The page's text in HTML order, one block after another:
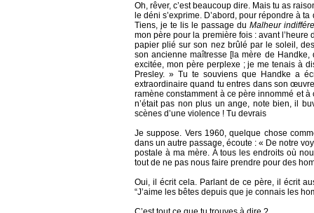
Oh, rêver, c’est beaucoup dire. Mais tu as
le déni s’exprime. D’abord, pour répondre à
Tiens, je te lis le passage du Malheur
mon père pour la première fois : avant
papier plié sur son nez brûlé par le soleil,
son ancienne maîtresse [la mère de
excitée, mon père perplexe ; je me tenais à
Presley. » Tu te souviens que Handke a
extraordinaire quand tu entres dans son
ramène constamment à ce père innommé et
n’était pas non plus un ange, note bien, il
scènes d’une violence ! Tu devrais
Je suppose. Vers 1960, quelque chose
dans un autre passage, écoute : « De notre
postale à ma mère. À tous les endroits où
tout de ne pas nous faire prendre pour des
Oui, il écrit cela. Parlant de ce père, il écrit
“J’aime les bêtes depuis que je connais les